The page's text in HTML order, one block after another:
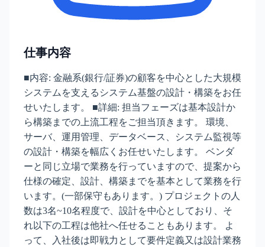
仕事内容
■内容: 金融系(銀行/証券)の顧客を中心とした大規模
システムを支えるシステム基盤の設計・構築をお任
せいたします。 ■詳細: 担当フェーズは基本設計か
ら構築までの上流工程をご担当頂きます。 環境、
サーバ、運用管理、データベース、システム監視等
の設計・構築を幅広くお任せいたします。 ベンダ
ーと同じ立場で業務を行っていますので、提案から
仕様の確定、設計、構築までを基本として業務を行
います。(一部保守もあります。) プロジェクトの人
数は3名~10名程度で、設計を中心としており、そ
れ以下の工程は他社へ任せることもあります。 よ
って、入社後は即戦力として要件定義又は設計業務